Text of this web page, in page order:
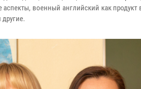
военный английский как